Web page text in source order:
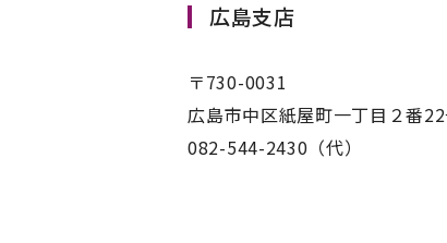
広島支店
〒730-0031
広島市中区紙屋町一丁目２番
082-544-2430（代）